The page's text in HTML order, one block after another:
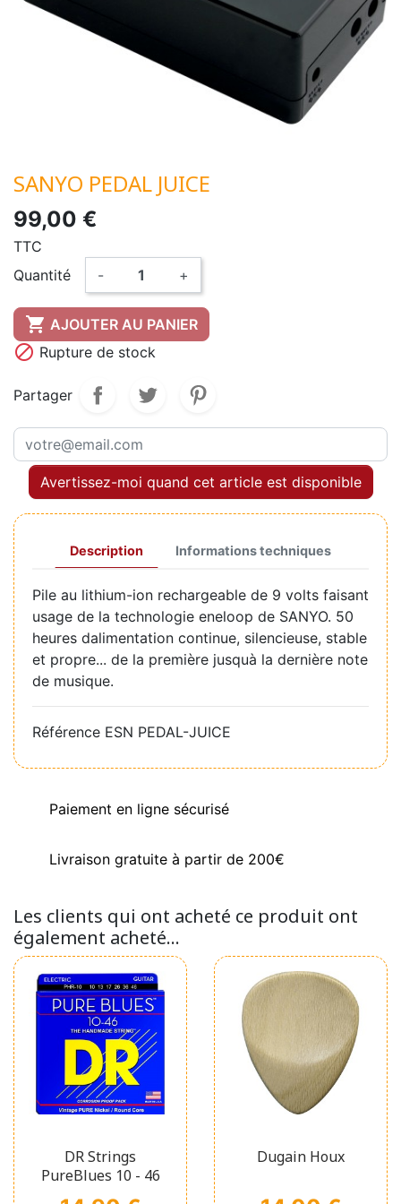
SANYO PEDAL JUICE
99,00 €
TTC
Quantité
- +
 AJOUTER AU PANIER
 Rupture de stock
Partager
Avertissez-moi quand cet article est disponible
Description Informations techniques
Pile au lithium-ion rechargeable de 9 volts faisant
usage de la technologie eneloop de SANYO. 50
heures dalimentation continue, silencieuse, stable
et propre... de la première jusquà la dernière note
de musique.
Référence ESN PEDAL-JUICE
Paiement en ligne sécurisé
Livraison gratuite à partir de 200€
Les clients qui ont acheté ce produit ont
également acheté...
DR Strings
PureBlues 10 - 46
Dugain Houx